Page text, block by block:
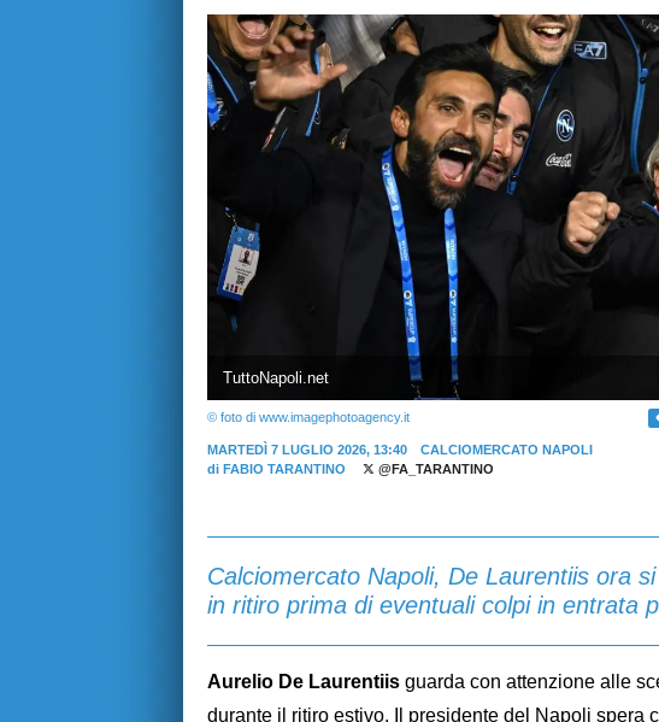
TuttoNapoli.net
© foto di www.imagephotoagency.it
MARTEDÌ 7 LUGLIO 2026, 13:40
CALCIOMERCATO NAPOLI
di FABIO TARANTINO @FA_TARANTINO
Calciomercato Napoli, De Laurentiis ora
in ritiro prima di eventuali colpi in entrata
Aurelio De Laurentiis guarda con attenzione alle
durante il ritiro estivo. Il presidente del Napoli spera